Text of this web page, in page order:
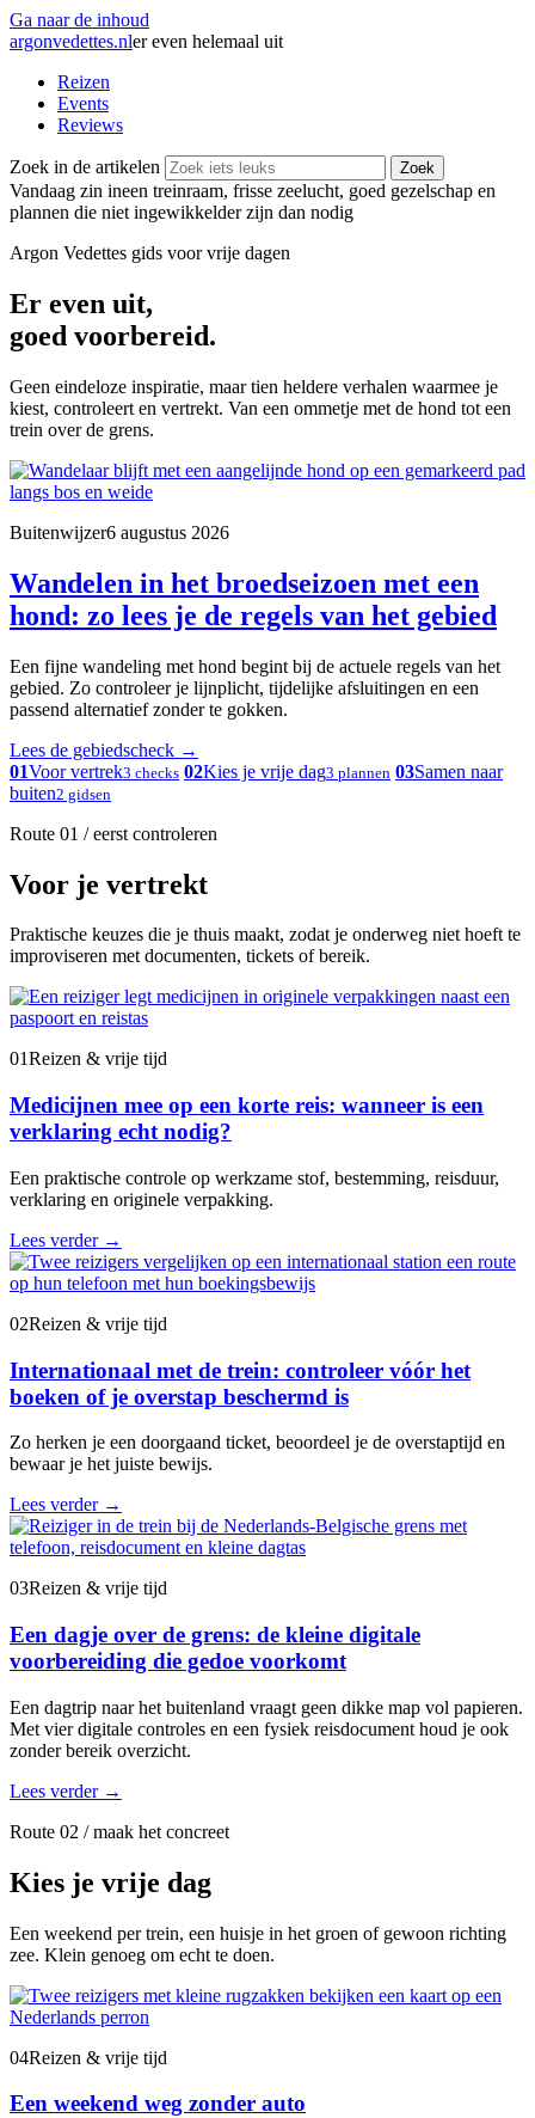
Ga naar de inhoud
argonvedettes.nler even helemaal uit
Reizen
Events
Reviews
Zoek in de artikelen Zoek
Vandaag zin ineen treinraam, frisse zeelucht, goed gezelschap en
plannen die niet ingewikkelder zijn dan nodig
Argon Vedettes gids voor vrije dagen
Er even uit,
goed voorbereid.
Geen eindeloze inspiratie, maar tien heldere verhalen waarmee je
kiest, controleert en vertrekt. Van een ommetje met de hond tot een
trein over de grens.
Buitenwijzer6 augustus 2026
Wandelen in het broedseizoen met een
hond: zo lees je de regels van het gebied
Een fijne wandeling met hond begint bij de actuele regels van het
gebied. Zo controleer je lijnplicht, tijdelijke afsluitingen en een
passend alternatief zonder te gokken.
Lees de gebiedscheck →
01Voor vertrek3 checks 02Kies je vrije dag3 plannen 03Samen naar
buiten2 gidsen
Route 01 / eerst controleren
Voor je vertrekt
Praktische keuzes die je thuis maakt, zodat je onderweg niet hoeft te
improviseren met documenten, tickets of bereik.
01Reizen & vrije tijd
Medicijnen mee op een korte reis: wanneer is een
verklaring echt nodig?
Een praktische controle op werkzame stof, bestemming, reisduur,
verklaring en originele verpakking.
Lees verder →
02Reizen & vrije tijd
Internationaal met de trein: controleer vóór het
boeken of je overstap beschermd is
Zo herken je een doorgaand ticket, beoordeel je de overstaptijd en
bewaar je het juiste bewijs.
Lees verder →
03Reizen & vrije tijd
Een dagje over de grens: de kleine digitale
voorbereiding die gedoe voorkomt
Een dagtrip naar het buitenland vraagt geen dikke map vol papieren.
Met vier digitale controles en een fysiek reisdocument houd je ook
zonder bereik overzicht.
Lees verder →
Route 02 / maak het concreet
Kies je vrije dag
Een weekend per trein, een huisje in het groen of gewoon richting
zee. Klein genoeg om echt te doen.
04Reizen & vrije tijd
Een weekend weg zonder auto